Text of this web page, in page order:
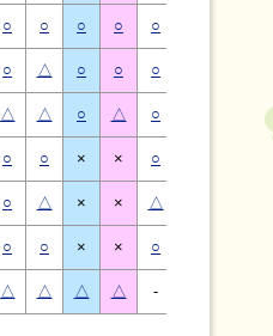
○ ○ ○ ○ ○
○ △ ○ ○ ○
△ △ ○ △ ○ △
○ ○ × × ○
○ △ × × △
○ ○ × × ○
△ △ △ △ -